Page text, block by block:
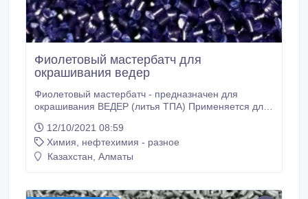
Фиолетовый мастербатч для
окрашивания ведер
Фиолетовый мастербатч - предназначен для
окрашивания ВЕДЕР (литья ТПА) Применяется для
давлением. Цветные суперконцентраты категории
«эксперт» превосходно распределяются в
полимере, обладают высокой яркостью и плотной
излучению и атмосферным воздействиям.
12/10/2021 08:59
Химия, нефтехимия - разное
Казахстан, Алматы